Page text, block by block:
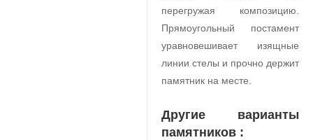
перегружая композицию.
Прямоугольный постамент
уравновешивает изящные
линии стелы и прочно держит
памятник на месте.
Другие варианты
памятников :